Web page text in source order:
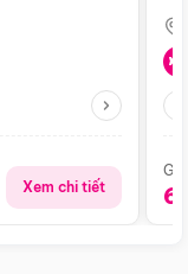
Xem chi tiết